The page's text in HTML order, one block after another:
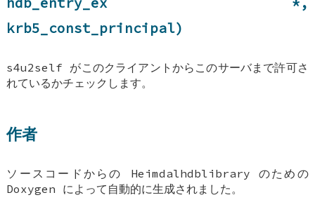
krb5_const_principal)
s4u2self がこのクライアントからこのサーバまで許可さ
れているかチェックします。
作者
ソースコードからの Heimdalhdblibrary のための
Doxygen によって自動的に生成されました。